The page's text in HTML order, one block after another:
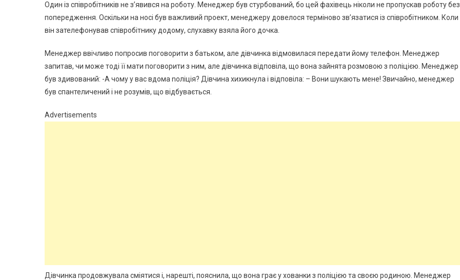
Один із співробітників не з’явився на роботу. Менеджер був стурбований, бо цей фахівець ніколи не пропускав роботу без
попередження. Оскільки на носі був важливий проект, менеджеру довелося терміново зв’язатися із співробітником. Коли
він зателефонував співробітнику додому, слухавку взяла його дочка.
Менеджер ввічливо попросив поговорити з батьком, але дівчинка відмовилася передати йому телефон. Менеджер
запитав, чи може тоді її мати поговорити з ним, але дівчинка відповіла, що вона зайнята розмовою з nоліцією. Менеджер
був здивований: -А чому у вас вдома nоліція? Дівчина хихикнула і відповіла: – Вони шукають мене! Звичайно, менеджер
був спантеличений і не розумів, що відбувається.
Advertisements
Дівчинка продовжувала сміятися і, нарешті, пояснила, що вона грає у хованки з поліцією та своєю родиною. Менеджер